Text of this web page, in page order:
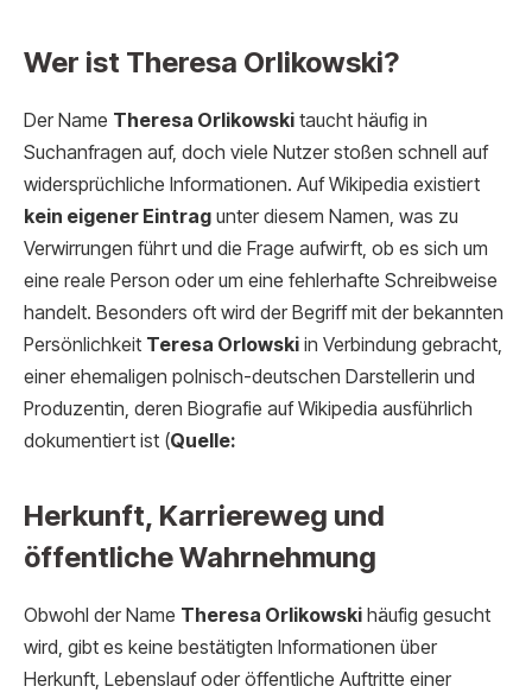
Wer ist Theresa Orlikowski?
Der Name Theresa Orlikowski taucht häufig in
Suchanfragen auf, doch viele Nutzer stoßen schnell auf
widersprüchliche Informationen. Auf Wikipedia existiert
kein eigener Eintrag unter diesem Namen, was zu
Verwirrungen führt und die Frage aufwirft, ob es sich um
eine reale Person oder um eine fehlerhafte Schreibweise
handelt. Besonders oft wird der Begriff mit der bekannten
Persönlichkeit Teresa Orlowski in Verbindung gebracht,
einer ehemaligen polnisch-deutschen Darstellerin und
Produzentin, deren Biografie auf Wikipedia ausführlich
dokumentiert ist (Quelle:
Herkunft, Karriereweg und
öffentliche Wahrnehmung
Obwohl der Name Theresa Orlikowski häufig gesucht
wird, gibt es keine bestätigten Informationen über
Herkunft, Lebenslauf oder öffentliche Auftritte einer